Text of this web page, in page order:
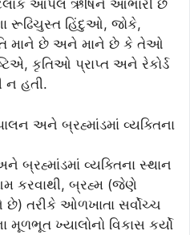
આપેલ ઋષિને આભારી છે
રૂઢિચુસ્ત હિંદુઓ, જોકે,
માને છે અને માને છે કે તેઓ
કૃતિઓ પ્રાપ્ત અને રેકોર્ડ
ન હતી.
અને બ્રહ્માંડમાં વ્યક્તિના
બ્રહ્માંડમાં વ્યક્તિના સ્થાન
કરવાથી, બ્રહ્મ (જેણે
તરીકે ઓળખાતા સર્વોચ્ચ
ખ્યાલોનો વિકાસ કર્યો